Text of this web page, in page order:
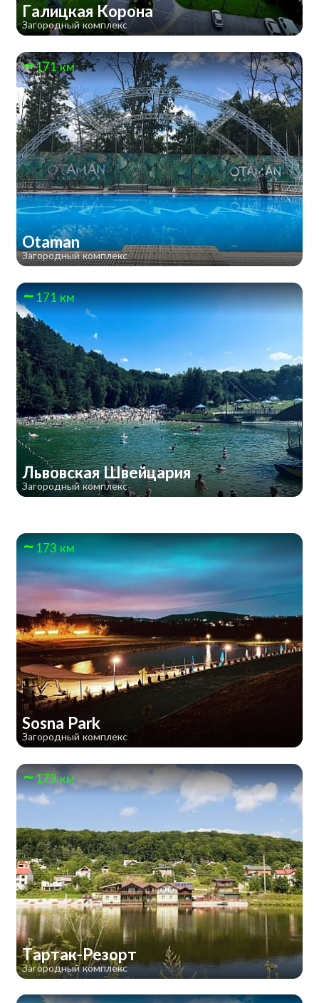
Галицкая Корона
Загородный комплекс
171 км
Otaman
Загородный комплекс
171 км
Львовская Швейцария
Загородный комплекс
173 км
Sosna Park
Загородный комплекс
173 км
Тартак-Резорт
Загородный комплекс